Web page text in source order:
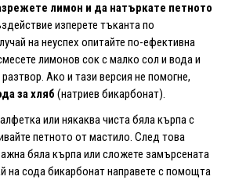
лимон и да натъркате петното
изперете тъканта по
на неуспех опитайте по-ефективна
лимонов сок с малко сол и вода и
Ако и тази версия не помогне,
за хляб (натриев бикарбонат).
или някаква чиста бяла кърпа с
петното от мастило. След това
бяла кърпа или сложете замърсената
на сода бикарбонат направете с помощта